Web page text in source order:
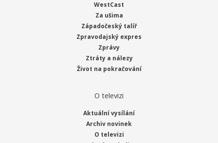
WestCast
Za ušima
Západočeský talíř
Zpravodajský expres
Zprávy
Ztráty a nálezy
Život na pokračování
O televizi
Aktuální vysílání
Archiv novinek
O televizi